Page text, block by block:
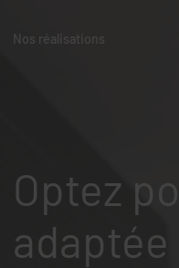
Optez
adaptée
Nos réalisations